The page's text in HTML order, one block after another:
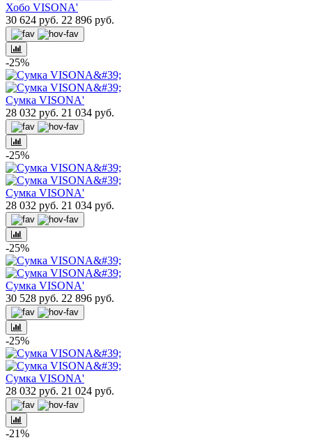
Хобо VISONA'
30 624 руб. 22 896 руб.
-25%
Сумка VISONA'
28 032 руб. 21 034 руб.
-25%
Сумка VISONA'
28 032 руб. 21 034 руб.
-25%
Сумка VISONA'
30 528 руб. 22 896 руб.
-25%
Сумка VISONA'
28 032 руб. 21 024 руб.
-21%